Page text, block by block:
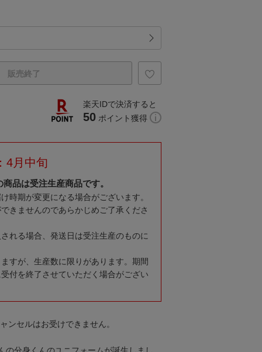
販売終了
楽天IDで決済すると
50 ポイント獲得
4月中旬
商品は受注生産商品です。
時期が変更になる場合がございます。
きませんのであらかじめご了承くださ
れる場合、発送日は受注生産のものに
すが、生産数に限りがあります。期間
付を終了させていただく場合がござい
ンセルはお受けできません。